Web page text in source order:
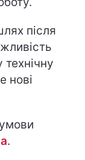
після
нові
.